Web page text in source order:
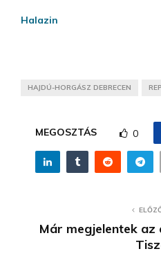
Halazin
HAJDÚ-HORGÁSZ DEBRECEN
MEGOSZTÁS 0
Már megjelentek